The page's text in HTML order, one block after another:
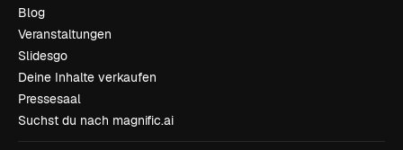
Blog
Veranstaltungen
Slidesgo
Deine Inhalte verkaufen
Pressesaal
Suchst du nach magnific.ai